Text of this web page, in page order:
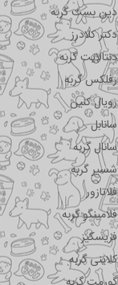
دین بست گربه
دکتر کلادرز
دنتالایت گربه
رفلکس گربه
رویال کنین
سانابل
سانال گربه
شسیر گربه
فلاتازور
فلامینگو گربه
فریسکیز
کلاینی گربه